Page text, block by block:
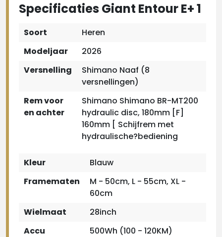
Specificaties Giant Entour E+ 1
Soort
Heren
Modeljaar
2026
Versnelling
Shimano Naaf (8
versnellingen)
Rem voor
en achter
Shimano Shimano BR-MT200
hydraulic disc, 180mm [F]
160mm [ Schijfrem met
hydraulische?bediening
Kleur
Blauw
Framematen
M - 50cm, L - 55cm, XL -
60cm
Wielmaat
28inch
Accu
500Wh (100 - 120KM)